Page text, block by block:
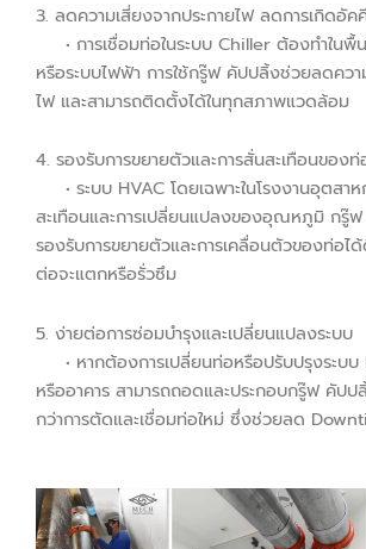
3. ลดความเสี่ยงจากประกายไฟ ลดการเกิดอัค
• การเชื่อมท่อในระบบ Chiller ต้องทำในพื้
หรือระบบไฟฟ้า การใช้กรู๊ฟ คัปปลิ้งช่วยลดควา
ไฟ และสามารถติดตั้งได้ในทุกสภาพแวดล้อม
4. รองรับการขยายตัวและการสั่นสะเทือนของท่
• ระบบ HVAC โดยเฉพาะในโรงงานอุตสา
สะเทือนและการเปลี่ยนแปลงของอุณหภูมิ กรู๊
รองรับการขยายตัวและการเคลื่อนตัวของท่อไ
ต่อจะแตกหรือรั่วซึม
5. ง่ายต่อการซ่อมบำรุงและเปลี่ยนแปลงระบบ
• หากต้องการเปลี่ยนท่อหรือปรับปรุงระบบ
หรืออาคาร สามารถถอดและประกอบกรู๊ฟ คัปป
กว่าการตัดและเชื่อมท่อใหม่ ซึ่งช่วยลด